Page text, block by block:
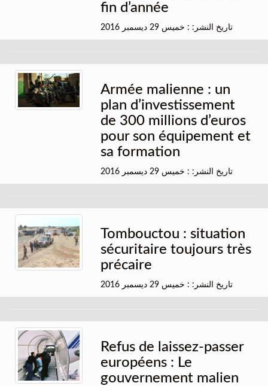
fin d’année
تاريخ النشر: : خميس 29 ديسمبر 2016
Armée malienne : un
plan d’investissement
de 300 millions d’euros
pour son équipement et
sa formation
تاريخ النشر: : خميس 29 ديسمبر 2016
Tombouctou : situation
sécuritaire toujours très
précaire
تاريخ النشر: : خميس 29 ديسمبر 2016
Refus de laissez-passer
européens : Le
gouvernement malien